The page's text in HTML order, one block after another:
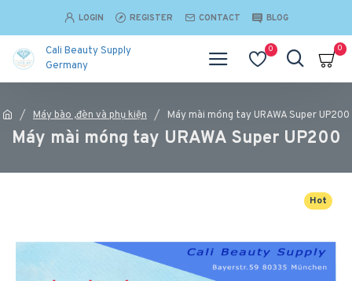
LOGIN REGISTER CONTACT BLOG
Cali Beauty Supply
Germany
0 0
Máy bào ,đèn và phụ kiện Máy mài móng tay URAWA Super UP200
Máy mài móng tay URAWA Super UP200
Hot